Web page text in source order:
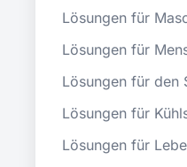
Lösungen für
Lösungen für
Lösungen für den
Lösungen für
Lösungen für